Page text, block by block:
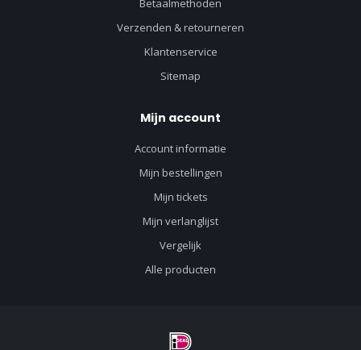
Betaalmethoden
Verzenden & retourneren
Klantenservice
Sitemap
Mijn account
Account informatie
Mijn bestellingen
Mijn tickets
Mijn verlanglijst
Vergelijk
Alle producten